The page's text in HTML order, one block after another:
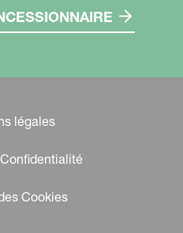
légales
Cookies